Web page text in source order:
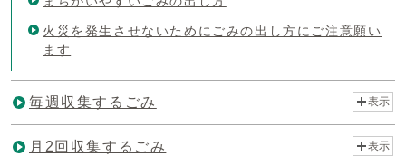
火災を発生させないためにごみの出し方にご注意願い
ます
毎週収集するごみ 表示
月2回収集するごみ 表示